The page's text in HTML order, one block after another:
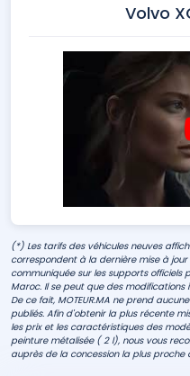
Volvo
(*) Les tarifs des véhicules neuves
correspondent à la dernière mise à
communiquée sur les supports officiels
Maroc. Il se peut que des
De ce fait, MOTEUR.MA ne prend
publiés. Afin d'obtenir la plus récente
les prix et les caractéristiques des
peinture métalisée ( 2 l), nous vous
auprès de la concession la plus proche